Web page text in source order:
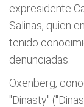
expresidente
Salinas, quien
tenido
denunciadas.
Oxenberg,
"Dinasty"